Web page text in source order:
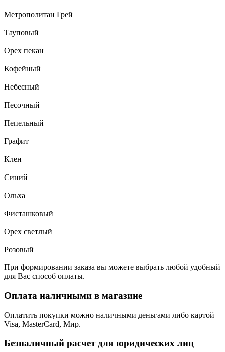
Метрополитан Грей
Тауповый
Орех пекан
Кофейный
Небесный
Песочный
Пепельный
Графит
Клен
Синий
Ольха
Фисташковый
Орех светлый
Розовый
При формировании заказа вы можете выбрать любой удобный
для Вас способ оплаты.
Оплата наличными в магазине
Оплатить покупки можно наличными деньгами либо картой
Visa, MasterCard, Мир.
Безналичный расчет для юридических лиц